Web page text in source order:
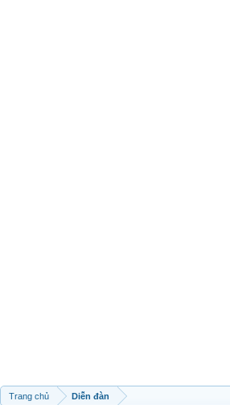
Trang chủ Diễn đàn